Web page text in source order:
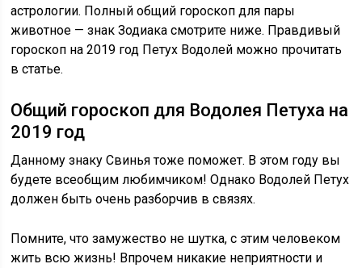
астрологии. Полный общий гороскоп для пары
животное — знак Зодиака смотрите ниже. Правдивый
гороскоп на 2019 год Петух Водолей можно прочитать
в статье.
Общий гороскоп для Водолея Петуха на
2019 год
Данному знаку Свинья тоже поможет. В этом году вы
будете всеобщим любимчиком! Однако Водолей Петух
должен быть очень разборчив в связях.
Помните, что замужество не шутка, с этим человеком
жить всю жизнь! Впрочем никакие неприятности и